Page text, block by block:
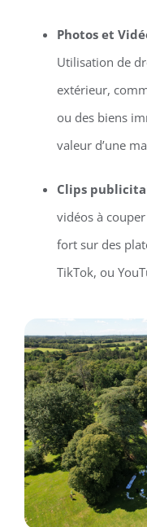
Photos et
Utilisation de
extérieur,
ou des biens
valeur d’une
Clips
vidéos à
fort sur des
TikTok, ou